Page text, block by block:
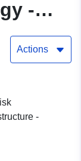
-
-
Actions
-